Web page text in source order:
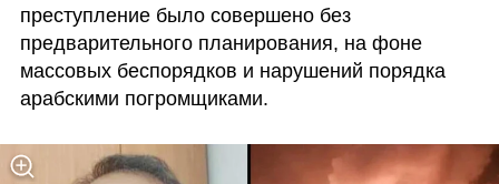
преступление было совершено без
предварительного планирования, на фоне
массовых беспорядков и нарушений порядка
арабскими погромщиками.